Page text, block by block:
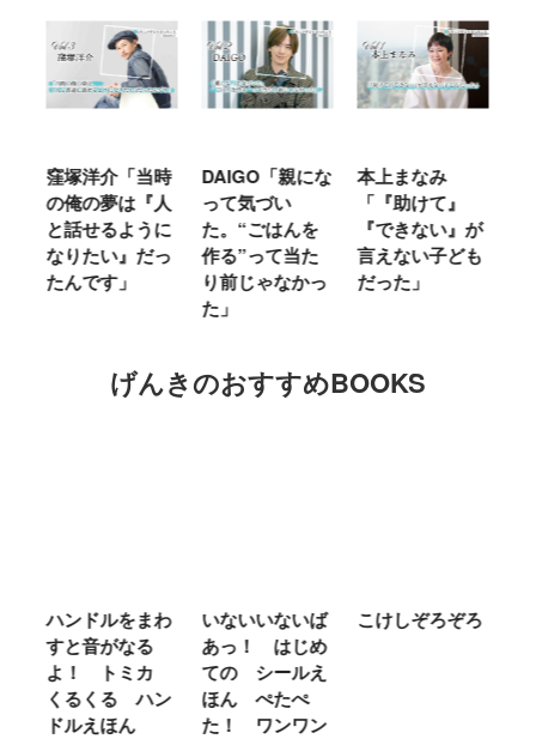
DAIGO「親にな
って気づい
た。“ごはんを
作る”って当た
り前じゃなかっ
本上まなみ
「『助けて』
『できない』が
言えない子ども
だった」
千原せいじ「子
育ては自分のイ
ヤな面に直面す
ることが多かっ
た」
げんきのおすすめBOOKS
まわ
いないいないば
あっ！ はじめ
ての シールえ
ほん ぺたぺ
た！ ワンワン
こけしぞろぞろ
ＭＲ．ＭＥＮ